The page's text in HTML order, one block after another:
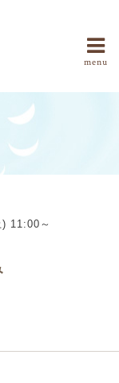
menu
11:00～